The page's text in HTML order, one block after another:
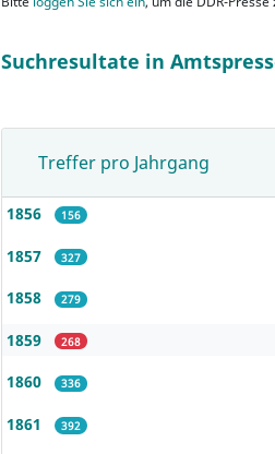
Suchresultate in
Treffer pro Jahrgang
1856 156
1857 327
1858 279
1859 268
1860 336
1861 392